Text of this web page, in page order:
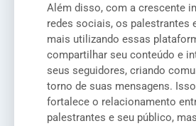
Além disso, com a crescente
redes sociais, os palestrantes
mais utilizando essas
compartilhar seu conteúdo e
seus seguidores, criando
torno de suas mensagens.
fortalece o relacionamento
palestrantes e seu público,